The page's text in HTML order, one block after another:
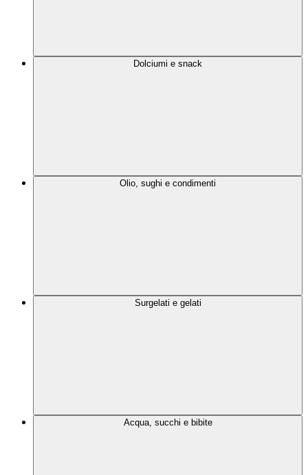
Dolciumi e snack
Olio, sughi e condimenti
Surgelati e gelati
Acqua, succhi e bibite